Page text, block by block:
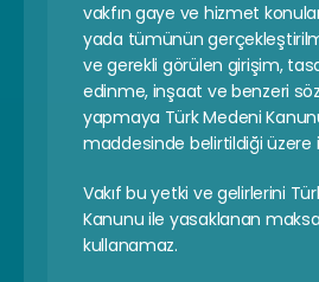
vakfın gaye ve hizmet
yada tümünün
ve gerekli görülen girişim,
edinme, inşaat ve benzeri
yapmaya Türk Medeni
maddesinde belirtildiği üzere
Vakıf bu yetki ve gelirlerini
Kanunu ile yasaklanan
kullanamaz.